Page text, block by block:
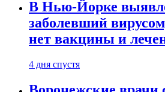
В Нью-Йорке
заболевший
нет вакцины и
4 дня спустя